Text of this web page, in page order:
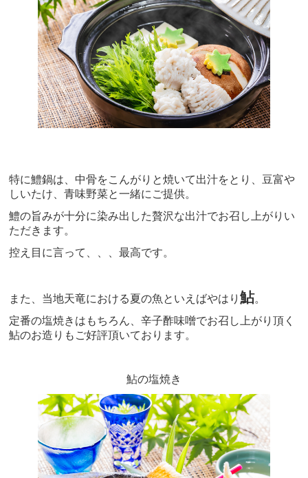
特に鱧鍋は、中骨をこんがりと焼いて出汁をとり、豆富や
しいたけ、青味野菜と一緒にご提供。
鱧の旨みが十分に染み出した贅沢な出汁でお召し上がりい
ただきます。
控え目に言って、、、最高です。
また、当地天竜における夏の魚といえばやはり鮎。
定番の塩焼きはもちろん、辛子酢味噌でお召し上がり頂く
鮎のお造りもご好評頂いております。
鮎の塩焼き